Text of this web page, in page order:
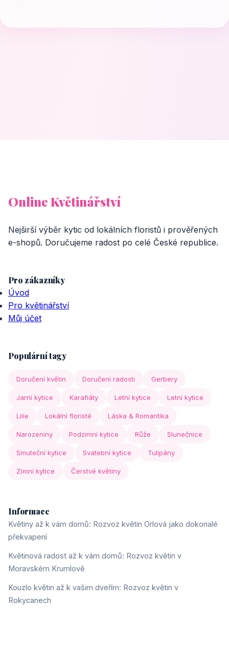
Online Květinářství
Nejširší výběr kytic od lokálních floristů i prověřených
e-shopů. Doručujeme radost po celé České republice.
Pro zákazníky
Úvod
Pro květinářství
Můj účet
Populární tagy
Doručení květin Doručení radosti Gerbery
Jarní kytice Karafiáty Letní kytice Letní kytice
Lilie Lokální floristé Láska & Romantika
Narozeniny Podzimní kytice Růže Slunečnice
Smuteční kytice Svatební kytice Tulipány
Zimní kytice Čerstvé květiny
Informace
Květiny až k vám domů: Rozvoz květin Orlová jako dokonalé
překvapení
Květinová radost až k vám domů: Rozvoz květin v
Moravském Krumlově
Kouzlo květin až k vašim dveřím: Rozvoz květin v
Rokycanech